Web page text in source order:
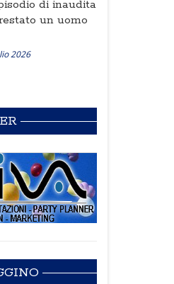
di inaudita
un uomo
2026